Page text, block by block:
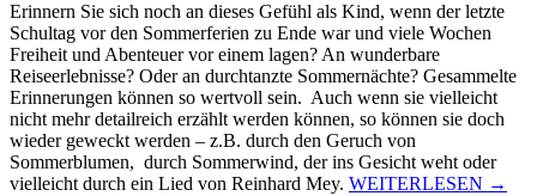
Erinnern Sie sich noch an dieses Gefühl als Kind, wenn der letzte
Schultag vor den Sommerferien zu Ende war und viele Wochen
Freiheit und Abenteuer vor einem lagen? An wunderbare
Reiseerlebnisse? Oder an durchtanzte Sommernächte? Gesammelte
Erinnerungen können so wertvoll sein. Auch wenn sie vielleicht
nicht mehr detailreich erzählt werden können, so können sie doch
wieder geweckt werden – z.B. durch den Geruch von
Sommerblumen, durch Sommerwind, der ins Gesicht weht oder
vielleicht durch ein Lied von Reinhard Mey. WEITERLESEN →